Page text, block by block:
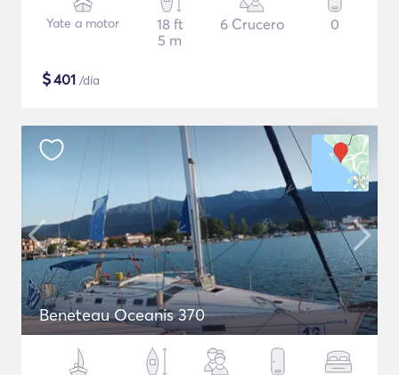
Yate a motor
18 ft
5 m
6 Crucero 0
$401 /día
Beneteau Oceanis 370